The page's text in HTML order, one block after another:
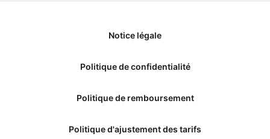
Notice légale
Politique de confidentialité
Politique de remboursement
Politique d'ajustement des tarifs